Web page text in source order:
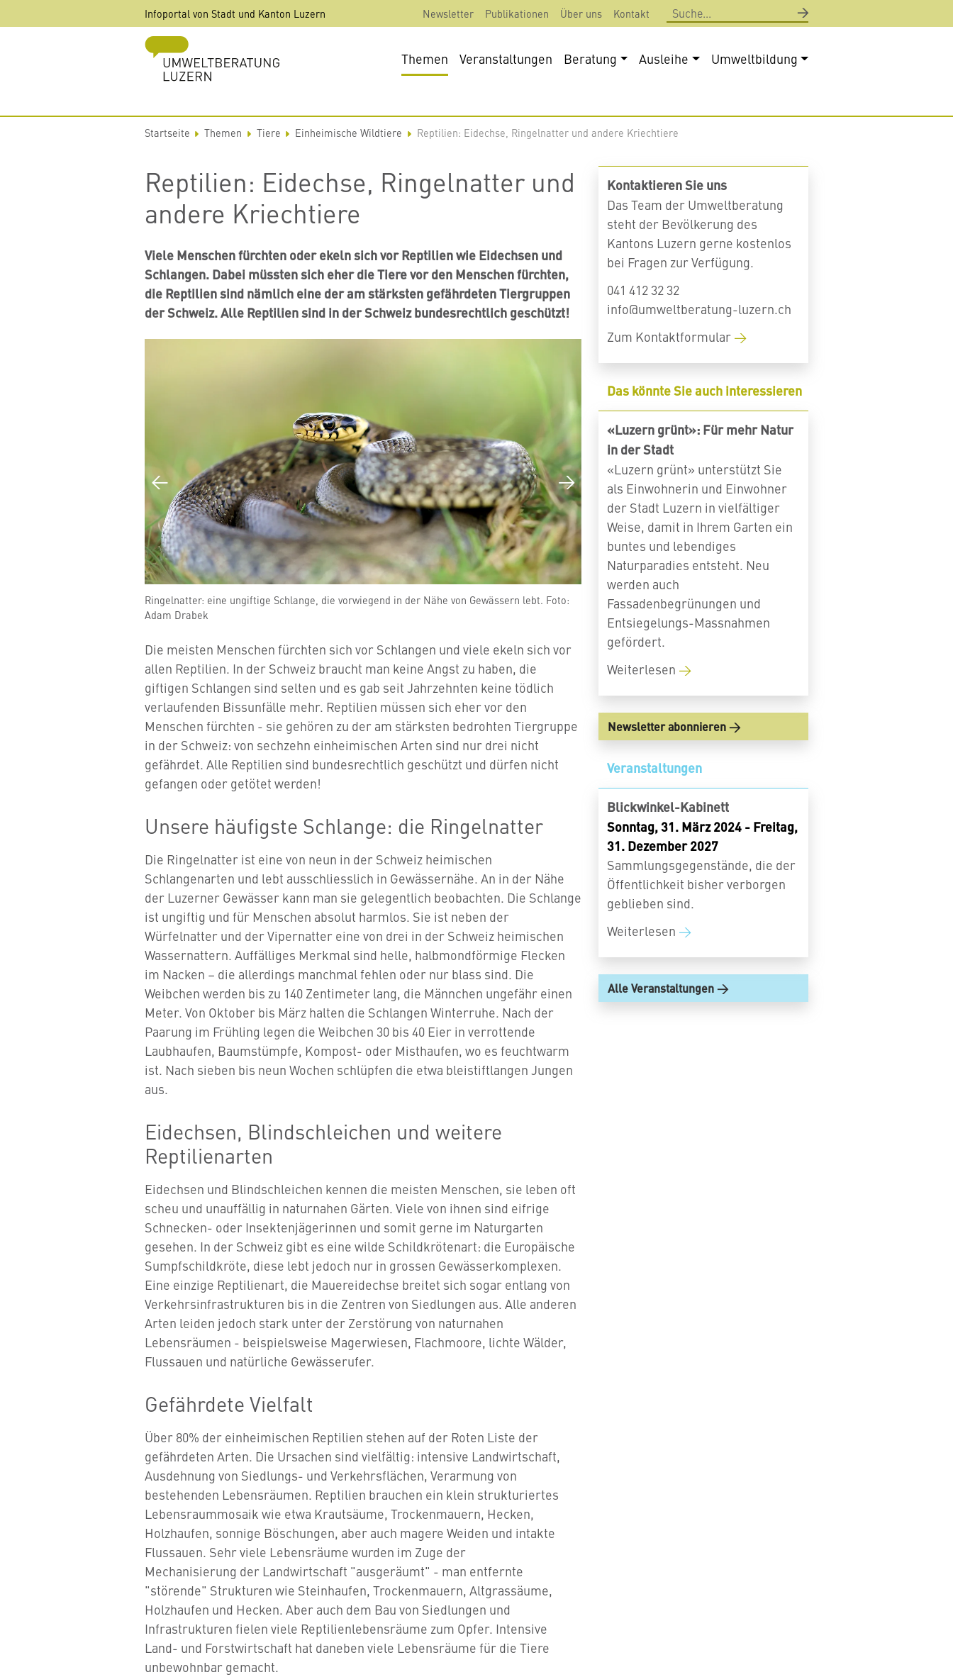
zum
Infoportal von Stadt und Kanton Luzern Newsletter Publikationen Über uns Kontakt Suche
Themen Veranstaltungen Beratung Ausleihe Umweltbildung
Startseite Themen Tiere Einheimische Wildtiere Reptilien: Eidechse, Ringelnatter und andere Kriechtiere
Reptilien: Eidechse, Ringelnatter und
andere Kriechtiere
Viele Menschen fürchten oder ekeln sich vor Reptilien wie Eidechsen und
Schlangen. Dabei müssten sich eher die Tiere vor den Menschen fürchten,
die Reptilien sind nämlich eine der am stärksten gefährdeten Tiergruppen
der Schweiz. Alle Reptilien sind in der Schweiz bundesrechtlich geschützt!
Ringelnatter: eine ungiftige Schlange, die vorwiegend in der Nähe von Gewässern lebt. Foto:
Adam Drabek
Ein Zauneidechsenpärchen am sonnt sich auf einem Stein. Der Bestand ist in
Jahrzehnten stark zurückgegangen. (Bild: Pixabay)
Die meisten Menschen fürchten sich vor Schlangen und viele ekeln sich vor
allen Reptilien. In der Schweiz braucht man keine Angst zu haben, die
giftigen Schlangen sind selten und es gab seit Jahrzehnten keine tödlich
verlaufenden Bissunfälle mehr. Reptilien müssen sich eher vor den
Menschen fürchten - sie gehören zu der am stärksten bedrohten Tiergruppe
in der Schweiz: von sechzehn einheimischen Arten sind nur drei nicht
gefährdet. Alle Reptilien sind bundesrechtlich geschützt und dürfen nicht
gefangen oder getötet werden!
Unsere häufigste Schlange: die Ringelnatter
Die Ringelnatter ist eine von neun in der Schweiz heimischen
Schlangenarten und lebt ausschliesslich in Gewässernähe. An in der Nähe
der Luzerner Gewässer kann man sie gelegentlich beobachten. Die Schlange
ist ungiftig und für Menschen absolut harmlos. Sie ist neben der
Würfelnatter und der Vipernatter eine von drei in der Schweiz heimischen
Wassernattern. Auffälliges Merkmal sind helle, halbmondförmige Flecken
im Nacken – die allerdings manchmal fehlen oder nur blass sind. Die
Weibchen werden bis zu 140 Zentimeter lang, die Männchen ungefähr einen
Meter. Von Oktober bis März halten die Schlangen Winterruhe. Nach der
Paarung im Frühling legen die Weibchen 30 bis 40 Eier in verrottende
Laubhaufen, Baumstümpfe, Kompost- oder Misthaufen, wo es feuchtwarm
ist. Nach sieben bis neun Wochen schlüpfen die etwa bleistiftlangen Jungen
aus.
Eidechsen, Blindschleichen und weitere
Reptilienarten
Eidechsen und Blindschleichen kennen die meisten Menschen, sie leben oft
scheu und unauffällig in naturnahen Gärten. Viele von ihnen sind eifrige
Schnecken- oder Insektenjägerinnen und somit gerne im Naturgarten
gesehen. In der Schweiz gibt es eine wilde Schildkrötenart: die Europäische
Sumpfschildkröte, diese lebt jedoch nur in grossen Gewässerkomplexen.
Eine einzige Reptilienart, die Mauereidechse breitet sich sogar entlang von
Verkehrsinfrastrukturen bis in die Zentren von Siedlungen aus. Alle anderen
Arten leiden jedoch stark unter der Zerstörung von naturnahen
Lebensräumen - beispielsweise Magerwiesen, Flachmoore, lichte Wälder,
Flussauen und natürliche Gewässerufer.
Gefährdete Vielfalt
Über 80% der einheimischen Reptilien stehen auf der Roten Liste der
gefährdeten Arten. Die Ursachen sind vielfältig: intensive Landwirtschaft,
Ausdehnung von Siedlungs- und Verkehrsflächen, Verarmung von
bestehenden Lebensräumen. Reptilien brauchen ein klein strukturiertes
Lebensraummosaik wie etwa Krautsäume, Trockenmauern, Hecken,
Holzhaufen, sonnige Böschungen, aber auch magere Weiden und intakte
Flussauen. Sehr viele Lebensräume wurden im Zuge der
Mechanisierung der Landwirtschaft "ausgeräumt" - man entfernte
"störende" Strukturen wie Steinhaufen, Trockenmauern, Altgrassäume,
Holzhaufen und Hecken. Aber auch dem Bau von Siedlungen und
Infrastrukturen fielen viele Reptilienlebensräume zum Opfer. Intensive
Land- und Forstwirtschaft hat daneben viele Lebensräume für die Tiere
unbewohnbar gemacht.
Kontaktieren Sie uns
Das Team der Umweltberatung
steht der Bevölkerung des
Kantons Luzern gerne kostenlos
bei Fragen zur Verfügung.
041 412 32 32
info@umweltberatung-luzern.ch
Zum Kontaktformular
Das könnte Sie auch interessieren
«Luzern grünt»: Für mehr Natur
in der Stadt
«Luzern grünt» unterstützt Sie
als Einwohnerin und Einwohner
der Stadt Luzern in vielfältiger
Weise, damit in Ihrem Garten ein
buntes und lebendiges
Naturparadies entsteht. Neu
werden auch
Fassadenbegrünungen und
Entsiegelungs-Massnahmen
gefördert.
Weiterlesen
Newsletter abonnieren
Veranstaltungen
Blickwinkel-Kabinett
Sonntag, 31. März 2024 - Freitag,
31. Dezember 2027
Sammlungsgegenstände, die der
Öffentlichkeit bisher verborgen
geblieben sind.
Weiterlesen
Alle Veranstaltungen